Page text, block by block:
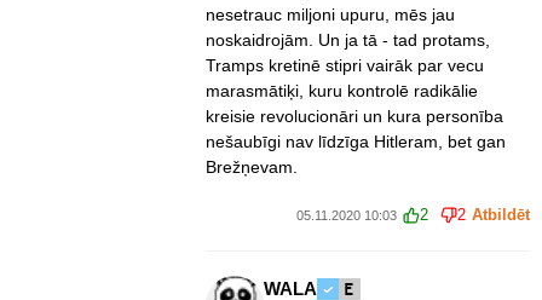
nesetrauc miljoni upuru, mēs jau
noskaidrojām. Un ja tā - tad protams,
Tramps kretinē stipri vairāk par vecu
marasmātiķi, kuru kontrolē radikālie
kreisie revolucionāri un kura personība
nešaubīgi nav līdzīga Hitleram, bet gan
Brežņevam.
05.11.2020 10:03 2 2 Atbildēt
WALA